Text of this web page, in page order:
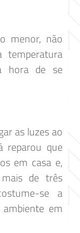
menor, não
temperatura
hora de se
as luzes ao
reparou que
em casa e,
de três
se a
em